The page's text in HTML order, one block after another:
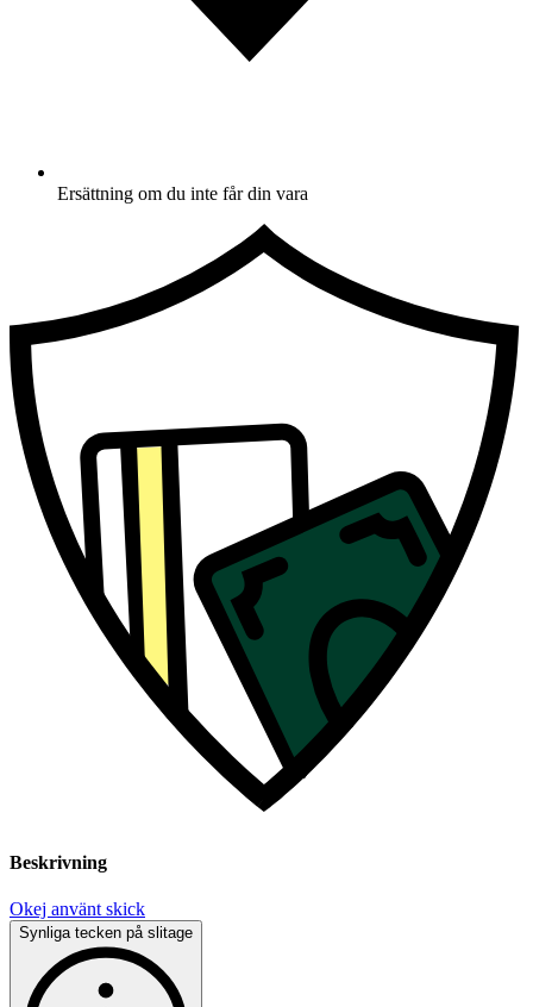
Ersättning om du inte får din vara
Beskrivning
Okej använt skick
Synliga tecken på slitage